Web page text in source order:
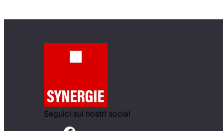
Seguici sui nostri social